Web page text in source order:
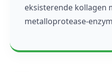
eksisterende kollagen
metalloprotease-